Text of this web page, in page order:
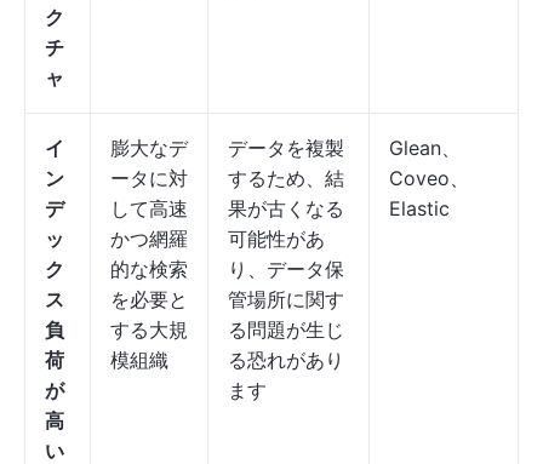
ク
チ
ャ
イ
ン
デ
ッ
ク
ス
負
荷
が
高
い
膨大なデ
ータに対
して高速
かつ網羅
的な検索
を必要と
する大規
模組織
データを複製
するため、結
果が古くなる
可能性があ
り、データ保
管場所に関す
る問題が生じ
る恐れがあり
ます
Glean、
Coveo、
Elastic